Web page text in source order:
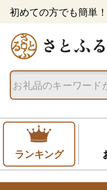
初めての方でも簡単
ランキング